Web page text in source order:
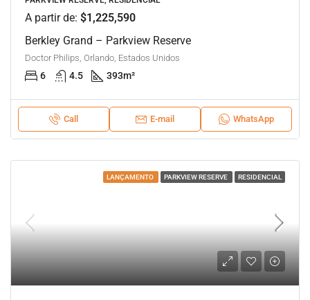
A partir de: $1,225,590
Berkley Grand – Parkview Reserve
Doctor Philips, Orlando, Estados Unidos
6 4.5 393m²
Call E-mail WhatsApp
LANÇAMENTO PARKVIEW RESERVE RESIDENCIAL